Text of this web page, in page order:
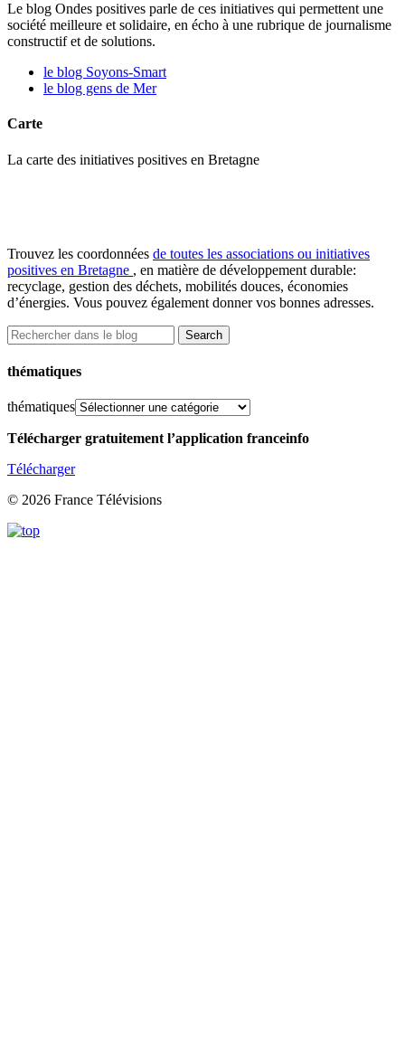
Le blog Ondes positives parle de ces initiatives qui permettent une
société meilleure et solidaire, en écho à une rubrique de journalisme
constructif et de solutions.
le blog Soyons-Smart
le blog gens de Mer
Carte
La carte des initiatives positives en Bretagne
Trouvez les coordonnées de toutes les associations ou initiatives
positives en Bretagne , en matière de développement durable:
recyclage, gestion des déchets, mobilités douces, économies
d’énergies. Vous pouvez également donner vos bonnes adresses.
thématiques
thématiques
Télécharger gratuitement l’application franceinfo
Télécharger
© 2026 France Télévisions